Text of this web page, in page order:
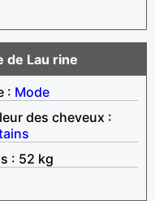
de Lau rine
: Mode
des cheveux :
: 52 kg